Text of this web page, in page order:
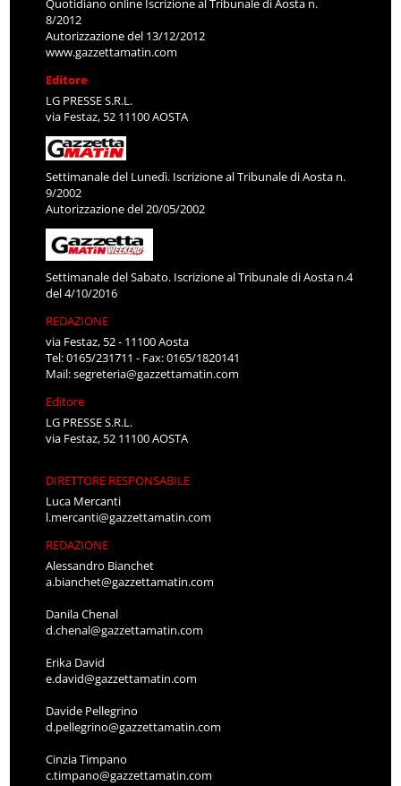
Quotidiano online Iscrizione al Tribunale di Aosta n.
8/2012
Autorizzazione del 13/12/2012
www.gazzettamatin.com
Editore
LG PRESSE S.R.L.
via Festaz, 52 11100 AOSTA
Settimanale del Lunedì. Iscrizione al Tribunale di Aosta n.
9/2002
Autorizzazione del 20/05/2002
Settimanale del Sabato. Iscrizione al Tribunale di Aosta n.4
del 4/10/2016
REDAZIONE
via Festaz, 52 - 11100 Aosta
Tel: 0165/231711 - Fax: 0165/1820141
Mail:segreteria@gazzettamatin.com
Editore
LG PRESSE S.R.L.
via Festaz, 52 11100 AOSTA
DIRETTORE RESPONSABILE
Luca Mercanti
l.mercanti@gazzettamatin.com
REDAZIONE
Alessandro Bianchet
a.bianchet@gazzettamatin.com
Danila Chenal
d.chenal@gazzettamatin.com
Erika David
e.david@gazzettamatin.com
Davide Pellegrino
d.pellegrino@gazzettamatin.com
Cinzia Timpano
c.timpano@gazzettamatin.com